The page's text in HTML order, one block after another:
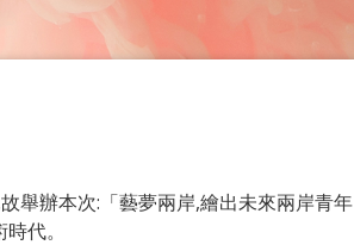
舉辦本次:「藝夢兩岸,繪出未來兩岸青年
代。